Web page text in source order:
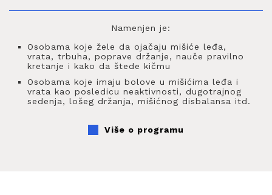
Namenjen je:
Osobama koje žele da ojačaju mišiće leđa,
vrata, trbuha, poprave držanje, nauče pravilno
kretanje i kako da štede kičmu
Osobama koje imaju bolove u mišićima leđa i
vrata kao posledicu neaktivnosti, dugotrajnog
sedenja, lošeg držanja, mišićnog disbalansa itd.
Više o programu